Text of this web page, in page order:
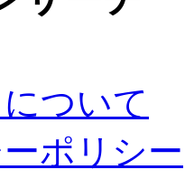
ついて
ポリシー